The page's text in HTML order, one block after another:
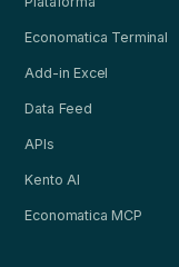
Economatica Terminal
Add-in Excel
Data Feed
APIs
Kento AI
Economatica MCP